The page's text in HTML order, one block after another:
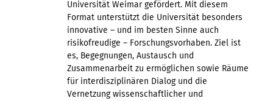
Universität Weimar gefördert. Mit diesem
Format unterstützt die Universität besonders
innovative – und im besten Sinne auch
risikofreudige – Forschungsvorhaben. Ziel ist
es, Begegnungen, Austausch und
Zusammenarbeit zu ermöglichen sowie Räume
für interdisziplinären Dialog und die
Vernetzung wissenschaftlicher und